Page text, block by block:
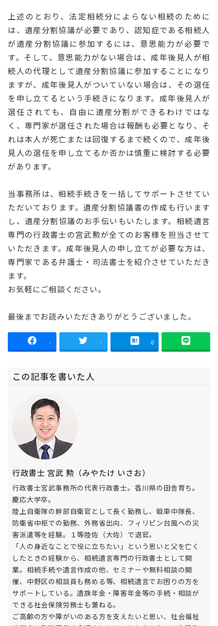
上述のとおり、法定相続分によらない相続のために
は、遺産分割協議が必要であり、認知症である相続人
が遺産分割協議に参加するには、意思能力が必要で
す。そして、意思能力がない場合は、成年後見人が相
続人の代理として遺産分割協議に参加することになり
ますが、成年後見人がついていない場合は、その選任
を申し立てるという手続きになります。成年後見人が
選任されても、自由に遺産分割ができるわけではな
く、専門家が選任された場合は報酬も必要となり、そ
れは本人が死亡または回復するまで続くので、成年後
見人の選任を申し立てるか否かは慎重に検討する必要
があります。
当事務所は、相続手続きを一括してサポートさせてい
ただいております。遺産分割協議書の作成も行います
し、遺産分割協議のお手伝いもいたします。相続遺言
専門の行政書士の宮武勲が全てのお客様を担当させて
いただきます。成年後見人の申し立てが必要な方は、
専門家である弁護士・司法書士を紹介させていただき
ます。
お気軽にご相談ください。
最後までお読みいただきありがとうございました。
- - 0
この記事を書いた人
行政書士 宮武 勲（みやたけ いさお）
行政書士宮武事務所の代表行政書士。香川県の田舎育ち。
慶応大学卒。
陸上自衛隊の幹部自衛官として長く勤務し、戦車中隊長、
防衛省中枢での勤務、外務省出向、フィリピン台風への災
害派遣等を経験。１等陸佐（大佐）で退官。
「人の身近なことで役に立ちたい」という思いと父を亡く
したときの経験から、相続遺言専門の行政書士として開
業。相続手続や遺言作成の他、セミナーや無料相談の開
催、中野区の相談員も務める等、相続遺言でお困りの方を
サポートしている。遺族年金・障害年金等の手続・相談が
できる社会保険労務士も兼ねる。
ご高齢の方や障がいのある方を支えたいと思い、社会福祉